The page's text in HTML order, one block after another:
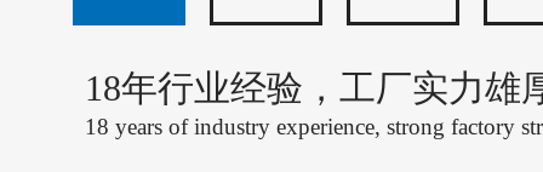
18年行业经验，工厂实力雄
18 years of industry experience, strong factory